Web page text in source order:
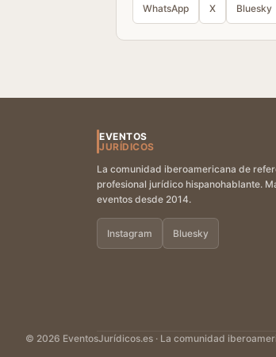
WhatsApp X Bluesky
EVENTOS
JURÍDICOS
La comunidad iberoamericana de
profesional jurídico hispanohablante.
eventos desde 2014.
Instagram Bluesky
© 2026 EventosJurídicos.es · La comunidad